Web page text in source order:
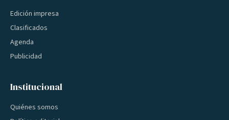
Edición impresa
Clasificados
Agenda
Publicidad
Institucional
Quiénes somos